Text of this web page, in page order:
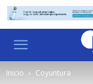
Inicio Coyuntura